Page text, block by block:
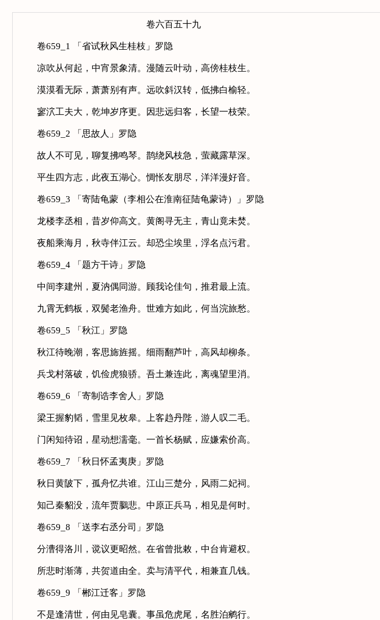
卷六百五十九
卷659_1 「省试秋风生桂枝」罗隐
凉吹从何起，中宵景象清。漫随云叶动，高傍桂枝生。
漠漠看无际，萧萧别有声。远吹斜汉转，低拂白榆轻。
寥泬工夫大，乾坤岁序更。因悲远归客，长望一枝荣。
卷659_2 「思故人」罗隐
故人不可见，聊复拂鸣琴。鹊绕风枝急，萤藏露草深。
平生四方志，此夜五湖心。惆怅友朋尽，洋洋漫好音。
卷659_3 「寄陆龟蒙（李相公在淮南征陆龟蒙诗）」罗隐
龙楼李丞相，昔岁仰高文。黄阁寻无主，青山竟未焚。
夜船乘海月，秋寺伴江云。却恐尘埃里，浮名点污君。
卷659_4 「题方干诗」罗隐
中间李建州，夏汭偶同游。顾我论佳句，推君最上流。
九霄无鹤板，双鬓老渔舟。世难方如此，何当浣旅愁。
卷659_5 「秋江」罗隐
秋江待晚潮，客思旆旌摇。细雨翻芦叶，高风却柳条。
兵戈村落破，饥俭虎狼骄。吾土兼连此，离魂望里消。
卷659_6 「寄制诰李舍人」罗隐
梁王握豹韬，雪里见枚皋。上客趋丹陛，游人叹二毛。
门闲知待诏，星动想濡毫。一首长杨赋，应嫌索价高。
卷659_7 「秋日怀孟夷庚」罗隐
秋日黄陂下，孤舟忆共谁。江山三楚分，风雨二妃祠。
知己秦貂没，流年贾鵩悲。中原正兵马，相见是何时。
卷659_8 「送李右丞分司」罗隐
分漕得洛川，谠议更昭然。在省曾批敕，中台肯避权。
所悲时渐薄，共贺道由全。卖与清平代，相兼直几钱。
卷659_9 「郴江迁客」罗隐
不是逢清世，何由见皂囊。事虽危虎尾，名胜泊鹓行。